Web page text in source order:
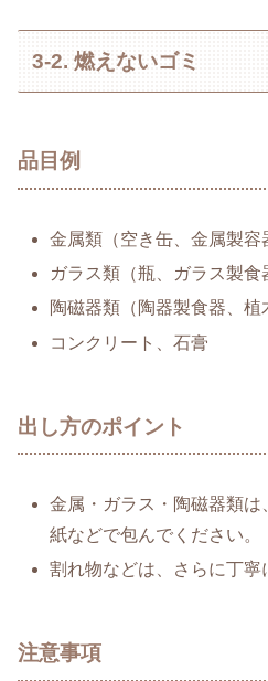
3-2. 燃えないゴミ
品目例
金属類（空き缶、金属製容
ガラス類（瓶、ガラス製食
陶磁器類（陶器製食器、植
コンクリート、石膏
出し方のポイント
金属・ガラス・陶磁器類は
紙などで包んでください。
割れ物などは、さらに丁寧
注意事項